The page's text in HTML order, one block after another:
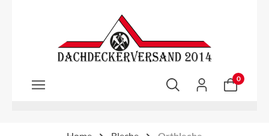
Zum Hauptinhalt springen
0